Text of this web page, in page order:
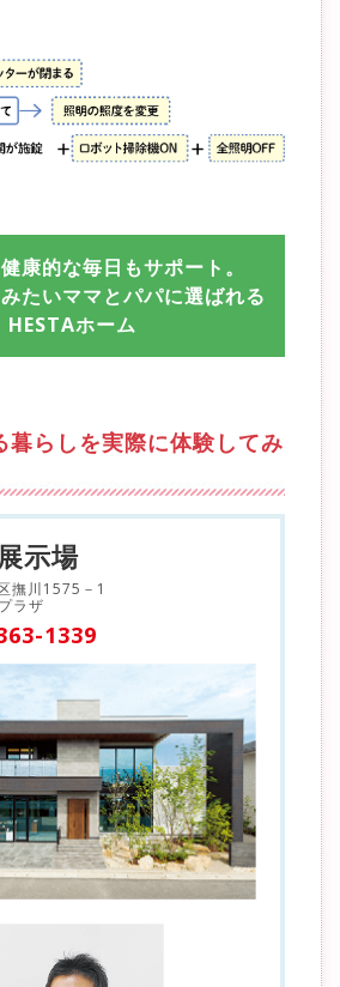
康的な毎日もサポート。
たいママとパパに選ばれる
HESTAホーム
暮らしを実際に体験してみ
示場
撫川1575－1
ラザ
1339